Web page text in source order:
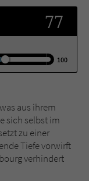
77
100
aus ihrem
sich selbst im
zu einer
Tiefe vorwirft
verhindert
& Co. KG
Buchtitel
& Co. KG